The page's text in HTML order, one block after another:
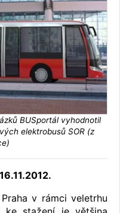
BUSportál vyhodnotil
elektrobusů SOR (z
v rámci veletrhu